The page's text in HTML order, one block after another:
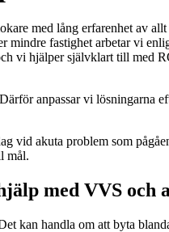
med lång erfarenhet av
fastighet arbetar vi
vi hjälper självklart till med
anpassar vi lösningarna
akuta problem som
mål.
med VVS och
handla om att byta